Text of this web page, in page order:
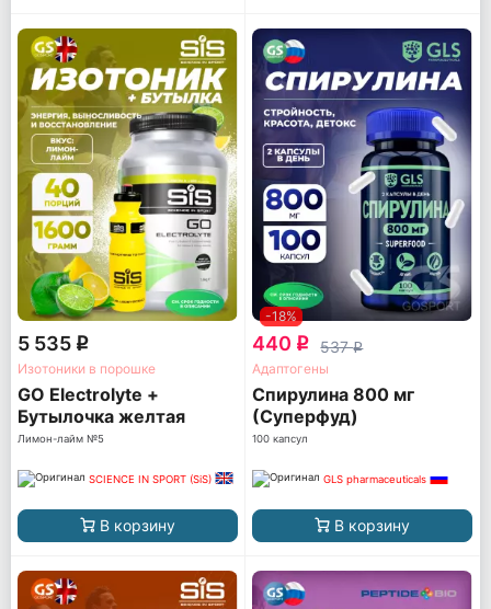
5 535 q
Изотоники в порошке
GO Electrolyte +
Бутылочка желтая
Лимон-лайм №5
SCIENCE IN SPORT (SiS)
В корзину
-18%
440 q 537q
Адаптогены
Спирулина 800 мг
(Суперфуд)
100 капсул
GLS pharmaceuticals
В корзину